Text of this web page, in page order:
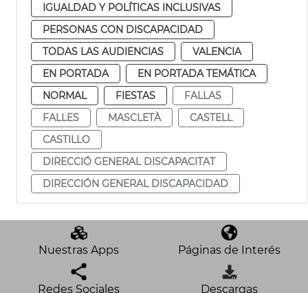
IGUALDAD Y POLÍTICAS INCLUSIVAS
PERSONAS CON DISCAPACIDAD
TODAS LAS AUDIENCIAS
VALENCIA
EN PORTADA
EN PORTADA TEMÁTICA
NORMAL
FIESTAS
FALLAS
FALLES
MASCLETÀ
CASTELL
CASTILLO
DIRECCIÓ GENERAL DISCAPACITAT
DIRECCIÓN GENERAL DISCAPACIDAD
Nuestras Apps Páginas de Interés
Redes Sociales Descargas